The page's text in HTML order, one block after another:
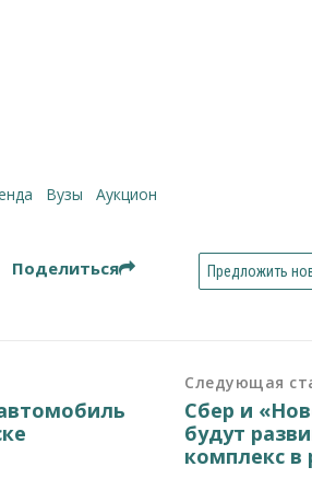
вузы аукцион
Поделиться Предложить
Следующая
Сбер и
будут
комплекс в